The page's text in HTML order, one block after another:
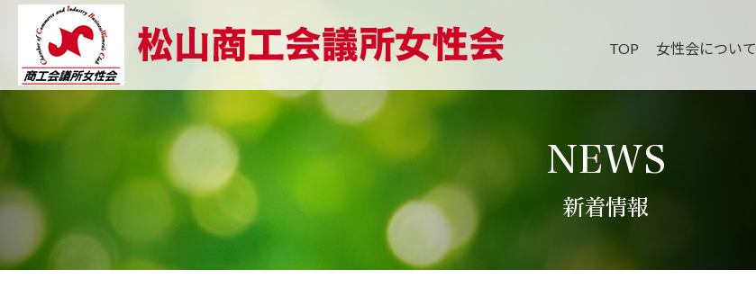
TOP 女性会について
NEWS
新着情報